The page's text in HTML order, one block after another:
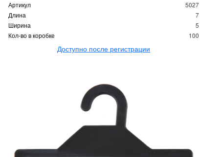
Артикул
5027
Длина
7
Ширина
5
Кол-во в коробке
100
Доступно после регистрации